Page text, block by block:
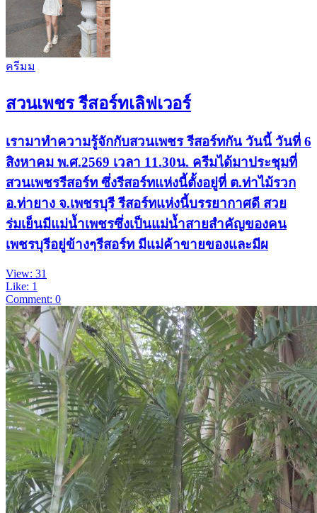
ครีมม
สวนเพชร รีสอร์ทเลิฟเวอร์
เรามาทำความรู้จักกับสวนเพชร รีสอร์ทกัน วันนี้ วันที่ 6
สิงหาคม พ.ศ.2569 เวลา 11.30น. ครีมได้มาประชุมที่
สวนเพชรรีสอร์ท ซึ่งรีสอร์ทแห่งนี้ตั้งอยู่ที่ ต.ท่าไม้รวก
อ.ท่ายาง จ.เพชรบุรี รีสอร์ทแห่งนี้บรรยากาศดี สวย
ร่มเย็นมีแม่น้ำเพชรซึ่งเป็นแม่น้ำสายสำคัญของคน
เพชรบุรีอยู่ข้างๆรีสอร์ท มีแม่ค้าขายของและมีผ
View: 31
Like: 1
Comment: 0